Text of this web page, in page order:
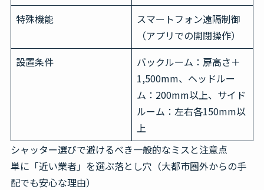
特殊機能
スマートフォン遠隔制御
（アプリでの開閉操作）
設置条件
バックルーム：扉高さ＋
1,500mm、ヘッドルー
ム：200mm以上、サイド
ルーム：左右各150mm以
上
シャッター選びで避けるべき一般的なミスと注意点
単に「近い業者」を選ぶ落とし穴（大都市圏外からの手
配でも安心な理由）